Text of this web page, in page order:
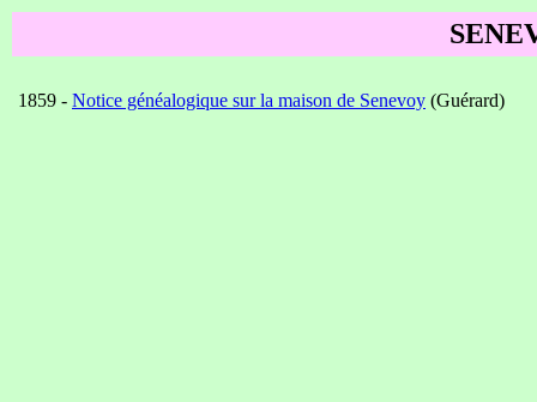
1859 - Notice généalogique sur la maison de Senevoy (Guérard)